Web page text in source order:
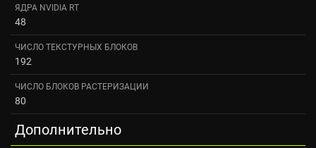
ЯДРА NVIDIA RT
48
ЧИСЛО ТЕКСТУРНЫХ БЛОКОВ
192
ЧИСЛО БЛОКОВ РАСТЕРИЗАЦИИ
80
Дополнительно